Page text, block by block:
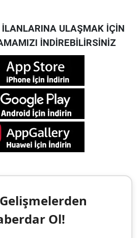
ULAŞMAK İÇİN
İNDİREBİLİRSİNİZ
Ol!